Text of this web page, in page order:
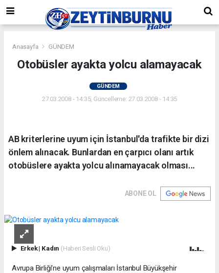
Anasayfa GÜNDEM
Otobüsler ayakta yolcu alamayacak
GÜNDEM
27.03.2008 - 14:35, Güncelleme: 27.03.2008 - 14:35
AB kriterlerine uyum için İstanbul'da trafikte bir dizi
önlem alınacak. Bunlardan en çarpıcı olanı artık
otobüslere ayakta yolcu alınamayacak olması...
ABONE OL
Erkek| Kadın (Haberi Sesli Oku)
Avrupa Birliği’ne uyum çalışmaları İstanbul Büyükşehir